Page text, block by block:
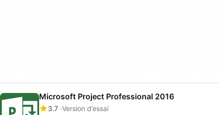
Microsoft Project Professional 2016
3.7 Version d’essai